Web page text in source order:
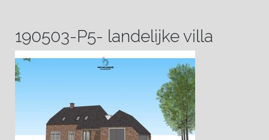
190503-P5- landelijke villa